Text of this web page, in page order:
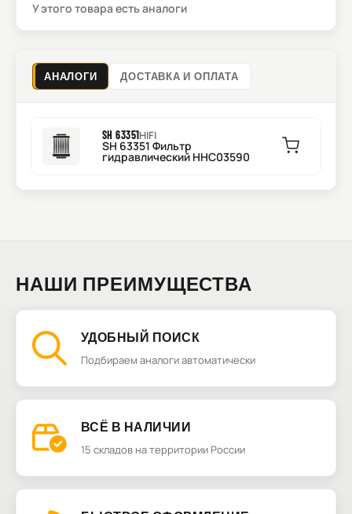
У этого товара есть аналоги
АНАЛОГИ ДОСТАВКА И ОПЛАТА
SH 63351HIFI
SH 63351 Фильтр
гидравлический HHC03590
НАШИ ПРЕИМУЩЕСТВА
УДОБНЫЙ ПОИСК
Подбираем аналоги автоматически
ВСЁ В НАЛИЧИИ
15 складов на территории России